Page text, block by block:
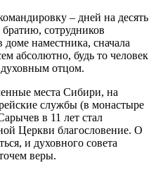
– дней на десять
сотрудников
наместника, сначала
абсолютно, будь то человек
отцом.
места Сибири, на
службы (в монастыре
в 11 лет стал
Церкви благословение. О
и духовного совета
веры.